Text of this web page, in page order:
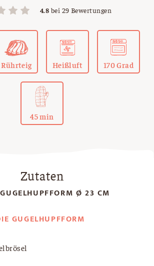
4.8 bei 29 Bewertungen
Rührteig Heißluft 170 Grad
45 min
Zutaten
Ø 23 CM
GUGELHUPFFORM